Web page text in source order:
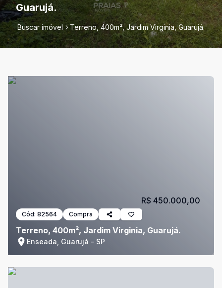
Guarujá.
Buscar imóvel Terreno, 400m², Jardim Virginia, Guarujá.
Cód: 82564 Compra
Terreno, 400m², Jardim Virginia, Guarujá.
Enseada, Guarujá - SP
R$ 450.000,00